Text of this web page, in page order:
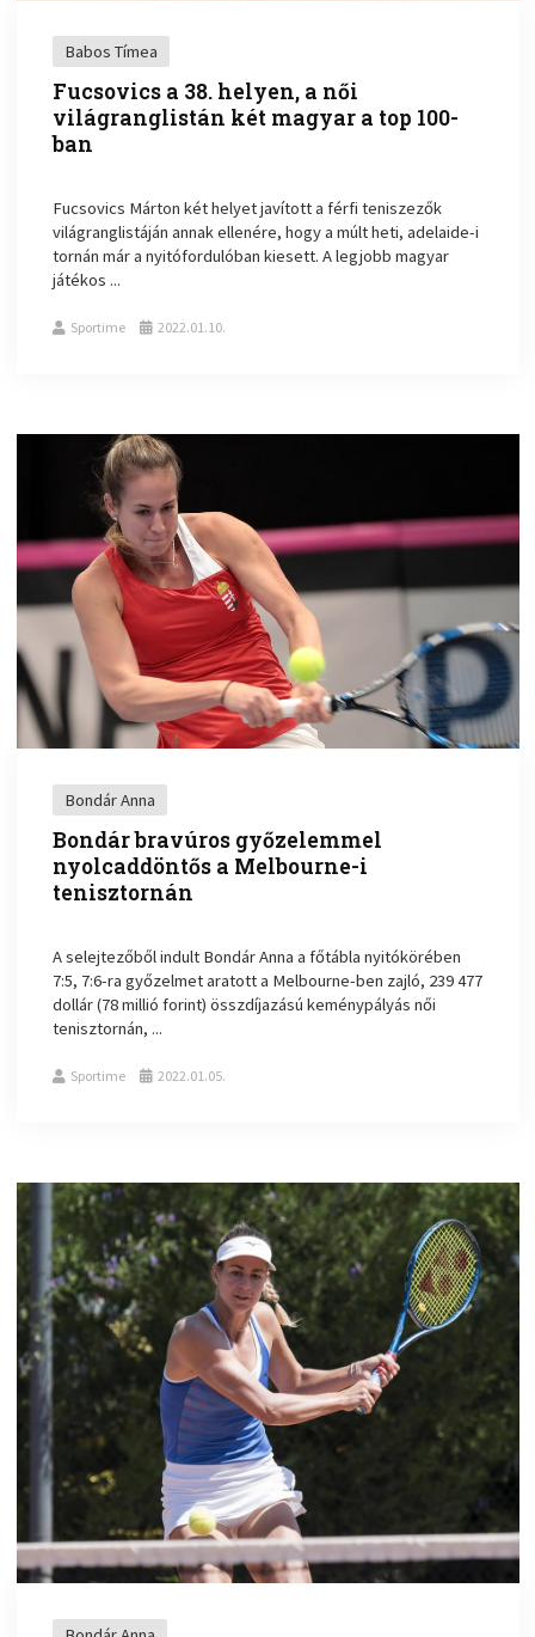
Babos Tímea
Fucsovics a 38. helyen, a női
világranglistán két magyar a top 100-
ban
Fucsovics Márton két helyet javított a férfi teniszezők
világranglistáján annak ellenére, hogy a múlt heti, adelaide-i
tornán már a nyitófordulóban kiesett. A legjobb magyar
játékos ...
Sportime 2022.01.10.
Bondár Anna
Bondár bravúros győzelemmel
nyolcaddöntős a Melbourne-i
tenisztornán
A selejtezőből indult Bondár Anna a főtábla nyitókörében
7:5, 7:6-ra győzelmet aratott a Melbourne-ben zajló, 239 477
dollár (78 millió forint) összdíjazású keménypályás női
tenisztornán, ...
Sportime 2022.01.05.